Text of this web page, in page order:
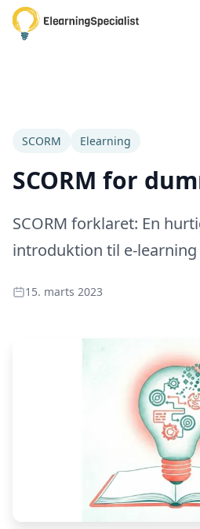
SCORM Elearning
SCORM for
SCORM forklaret: En
introduktion til e-learning
15. marts 2023